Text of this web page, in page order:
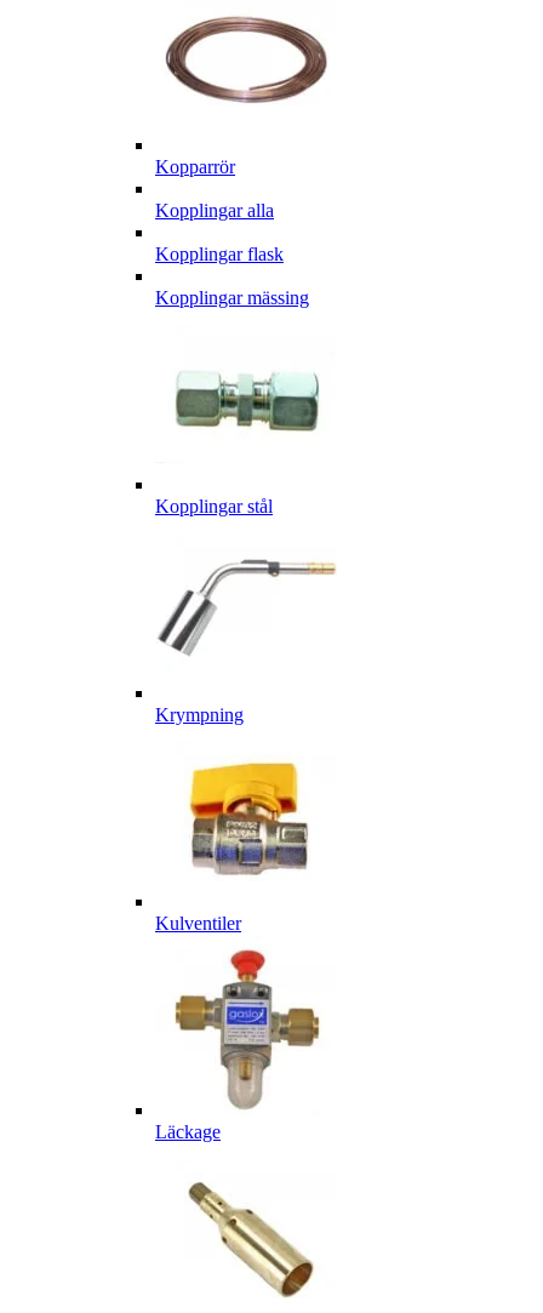
Kopparrör
Kopplingar alla
Kopplingar flask
Kopplingar mässing
Kopplingar stål
Krympning
Kulventiler
Läckage